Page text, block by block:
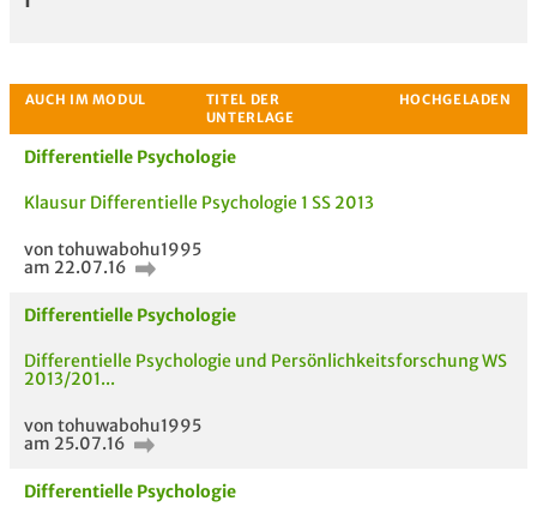
Bewertung
Differentielle Psychologie
Klausur Differentielle Psychologie 1 SS 2013
von tohuwabohu1995
am 22.07.16
Differentielle Psychologie
Differentielle Psychologie und Persönlichkeitsforschung WS
2013/201...
von tohuwabohu1995
am 25.07.16
Differentielle Psychologie